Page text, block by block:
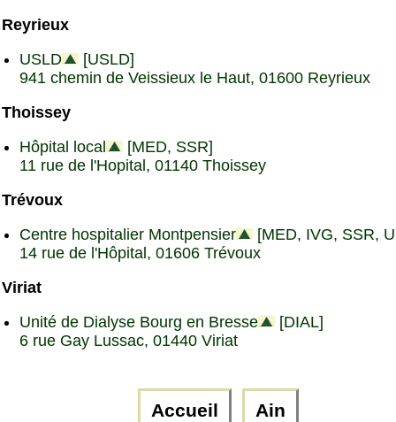
Reyrieux
USLD
[USLD]
941 chemin de Veissieux le Haut, 01600 Reyrieux
Thoissey
Hôpital local
[MED, SSR]
11 rue de l'Hopital, 01140 Thoissey
Trévoux
Centre hospitalier Montpensier
[MED, IVG, SSR,
14 rue de l'Hôpital, 01606 Trévoux
Viriat
Unité de Dialyse Bourg en Bresse
[DIAL]
6 rue Gay Lussac, 01440 Viriat
Accueil Ain